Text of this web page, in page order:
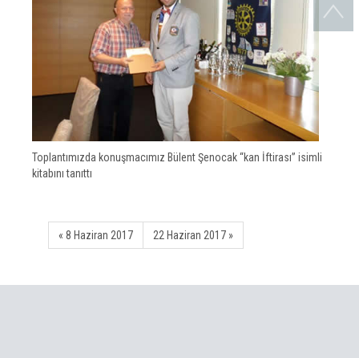
Toplantımızda konuşmacımız Bülent Şenocak “kan İftirası” isimli
kitabını tanıttı
« 8 Haziran 2017 22 Haziran 2017 »